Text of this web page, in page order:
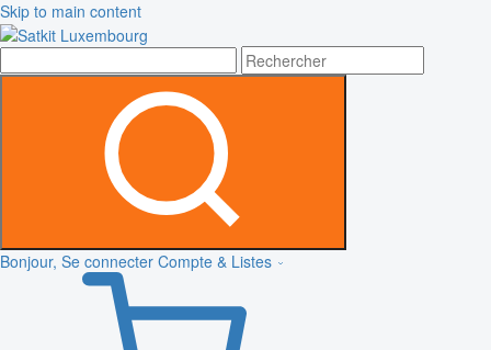
Skip to main content
Bonjour, Se connecter Compte & Listes